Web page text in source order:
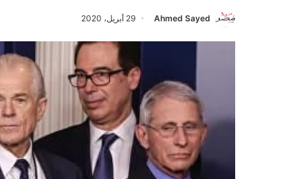
Ahmed Sayed 29 أبريل، 2020